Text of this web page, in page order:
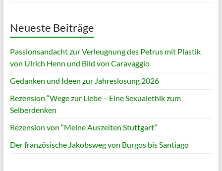
Neueste Beiträge
Passionsandacht zur Verleugnung des Petrus mit Plastik
von Ulrich Henn und Bild von Caravaggio
Gedanken und Ideen zur Jahreslosung 2026
Rezension “Wege zur Liebe – Eine Sexualethik zum
Selberdenken
Rezension von “Meine Auszeiten Stuttgart”
Der französische Jakobsweg von Burgos bis Santiago